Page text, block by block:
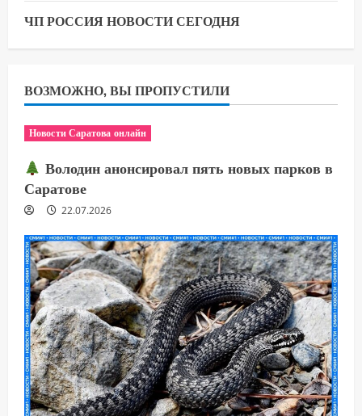
ЧП РОССИЯ НОВОСТИ СЕГОДНЯ
ВОЗМОЖНО, ВЫ ПРОПУСТИЛИ
Новости Саратова онлайн
Володин анонсировал пять новых парков в
Саратове
22.07.2026